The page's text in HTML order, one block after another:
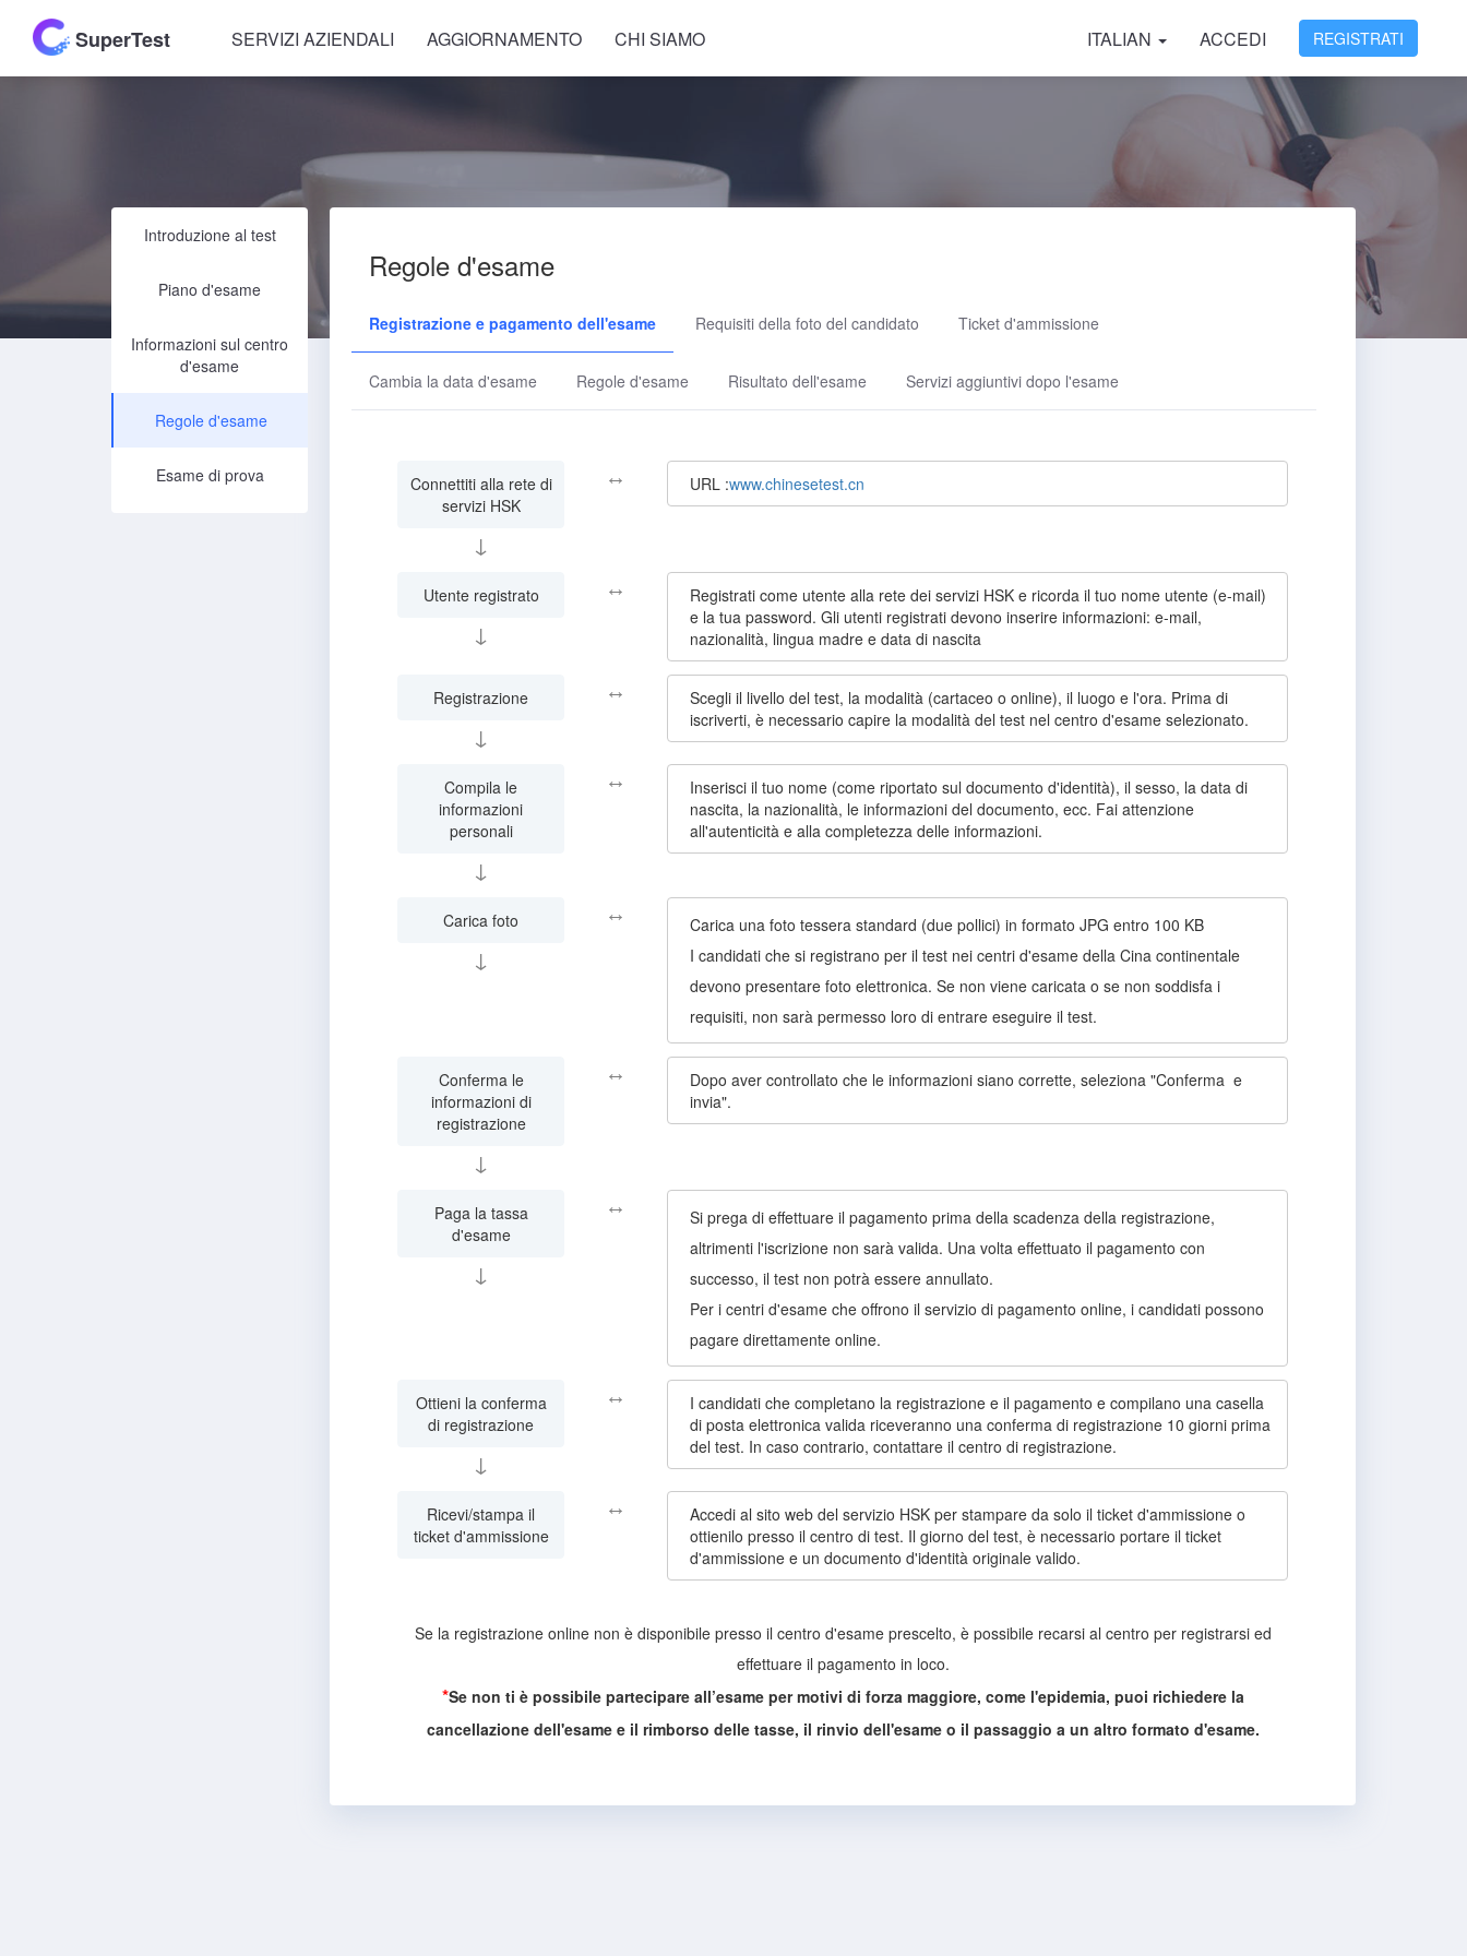
SuperTest SERVIZI AZIENDALI AGGIORNAMENTO CHI SIAMO ITALIAN ACCEDI REGISTRATI
Introduzione al test
Piano d'esame
Informazioni sul centro
d'esame
Regole d'esame
Esame di prova
Regole d'esame
Registrazione e pagamento dell'esame Requisiti della foto del candidato Ticket d'ammissione
Cambia la data d'esame Regole d'esame Risultato dell'esame Servizi aggiuntivi dopo l'esame
Connettiti alla rete di
servizi HSK
↓
↔ URL :www.chinesetest.cn
Utente registrato
↓
↔
Registrati come utente alla rete dei servizi HSK e ricorda il tuo nome utente (e-mail)
e la tua password. Gli utenti registrati devono inserire informazioni: e-mail,
nazionalità, lingua madre e data di nascita
Registrazione
↓
↔
Scegli il livello del test, la modalità (cartaceo o online), il luogo e l'ora. Prima di
iscriverti, è necessario capire la modalità del test nel centro d'esame selezionato.
Compila le
informazioni
personali
↓
↔
Inserisci il tuo nome (come riportato sul documento d'identità), il sesso, la data di
nascita, la nazionalità, le informazioni del documento, ecc. Fai attenzione
all'autenticità e alla completezza delle informazioni.
Carica foto
↓
↔
Carica una foto tessera standard (due pollici) in formato JPG entro 100 KB
I candidati che si registrano per il test nei centri d'esame della Cina continentale
devono presentare foto elettronica. Se non viene caricata o se non soddisfa i
requisiti, non sarà permesso loro di entrare eseguire il test.
Conferma le
informazioni di
registrazione
↓
↔
Dopo aver controllato che le informazioni siano corrette, seleziona "Conferma e
invia".
Paga la tassa
d'esame
↓
↔
Si prega di effettuare il pagamento prima della scadenza della registrazione,
altrimenti l'iscrizione non sarà valida. Una volta effettuato il pagamento con
successo, il test non potrà essere annullato.
Per i centri d'esame che offrono il servizio di pagamento online, i candidati possono
pagare direttamente online.
Ottieni la conferma
di registrazione
↓
↔
I candidati che completano la registrazione e il pagamento e compilano una casella
di posta elettronica valida riceveranno una conferma di registrazione 10 giorni prima
del test. In caso contrario, contattare il centro di registrazione.
Ricevi/stampa il
ticket d'ammissione
↔
Accedi al sito web del servizio HSK per stampare da solo il ticket d'ammissione o
ottienilo presso il centro di test. Il giorno del test, è necessario portare il ticket
d'ammissione e un documento d'identità originale valido.
Se la registrazione online non è disponibile presso il centro d'esame prescelto, è possibile recarsi al centro per registrarsi ed
effettuare il pagamento in loco.
*Se non ti è possibile partecipare all’esame per motivi di forza maggiore, come l'epidemia, puoi richiedere la
cancellazione dell'esame e il rimborso delle tasse, il rinvio dell'esame o il passaggio a un altro formato d'esame.